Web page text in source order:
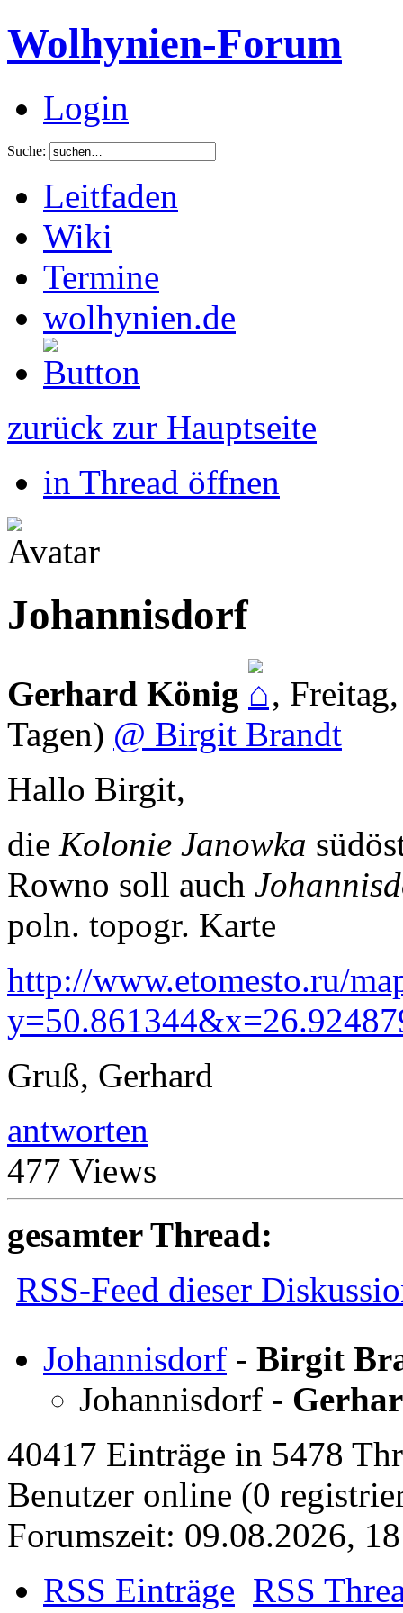
Wolhynien-Forum
Login
Suche:
Leitfaden
Wiki
Termine
wolhynien.de
zurück zur Hauptseite
in Thread öffnen
Johannisdorf
Gerhard König ,
Tagen) @ Birgit Brandt
Hallo Birgit,
die Kolonie Janowka
Rowno soll auch
poln. topogr. Karte
http://www.etomesto.ru/
Gruß, Gerhard
antworten
477 Views
gesamter Thread:
RSS-Feed dieser
Johannisdorf - Birgit
Johannisdorf -
40417 Einträge in 5478
Benutzer online (0
Forumszeit: 09.08.2026,
RSS Einträge RSS